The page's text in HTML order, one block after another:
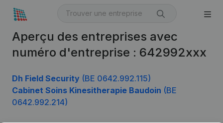
Aperçu des entreprises avec
numéro d'entreprise : 642992xxx
Dh Field Security (BE 0642.992.115)
Cabinet Soins Kinesitherapie Baudoin (BE
0642.992.214)